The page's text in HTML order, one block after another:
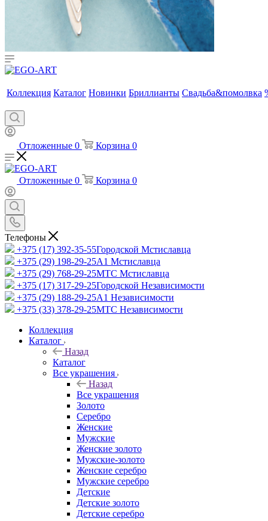
Коллекция Каталог Новинки Бриллианты Свадьба&помолвка
Отложенные 0 Корзина 0
Отложенные 0 Корзина 0
Телефоны
+375 (17) 392-35-55Городской Мстиславца
+375 (29) 198-29-25A1 Мстиславца
+375 (29) 768-29-25МТС Мстиславца
+375 (17) 317-29-25Городской Независимости
+375 (29) 188-29-25A1 Независимости
+375 (33) 378-29-25МТС Независимости
Коллекция
Каталог
Назад
Каталог
Все украшения
Назад
Все украшения
Золото
Серебро
Женские
Мужские
Женские золото
Мужские-золото
Женские серебро
Мужские серебро
Детские
Детские золото
Детские серебро